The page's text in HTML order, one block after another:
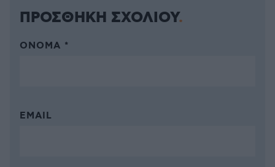
ΠΡΟΣΘΗΚΗ ΣΧΟΛΙΟΥ
ΌΝΟΜΑ *
EMAIL